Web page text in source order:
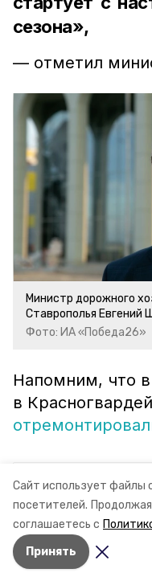
Сайт использует файлы
посетителей.
соглашаетесь с
Принять
сезона»,
— отметил
Министр дорожного
Ставрополья Евгений
Фото: ИА «Победа26»
Напомним, что
в
ремонт дорог
Авторы: Анастасия